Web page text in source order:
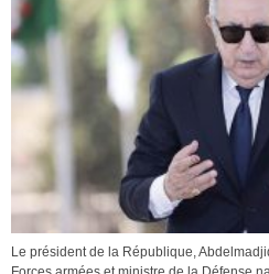
Le président de la République,